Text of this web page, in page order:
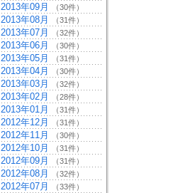
2013年09月 （30件）
2013年08月 （31件）
2013年07月 （32件）
2013年06月 （30件）
2013年05月 （31件）
2013年04月 （30件）
2013年03月 （32件）
2013年02月 （28件）
2013年01月 （31件）
2012年12月 （31件）
2012年11月 （30件）
2012年10月 （31件）
2012年09月 （31件）
2012年08月 （32件）
2012年07月 （33件）